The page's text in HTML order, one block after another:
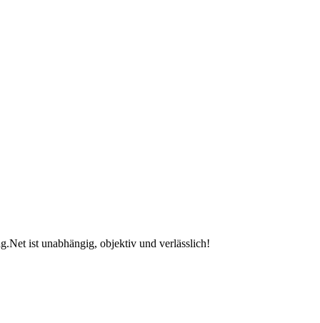
ist unabhängig, objektiv und verlässlich!